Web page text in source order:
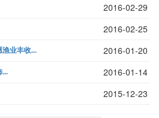
2016-02-29
2016-02-25
渔业丰收... 2016-01-20
... 2016-01-14
2015-12-23